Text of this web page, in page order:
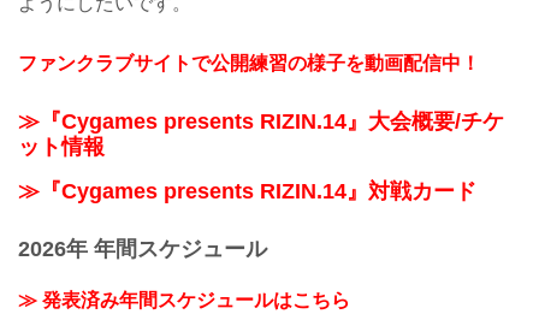
ファンクラブサイトで公開練習の様子を動画配信中！
≫『Cygames presents RIZIN.14』大会概要/チケ
ット情報
≫『Cygames presents RIZIN.14』対戦カード
2026年 年間スケジュール
≫ 発表済み年間スケジュールはこちら